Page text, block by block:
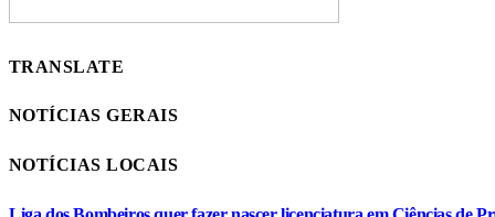
TRANSLATE
NOTÍCIAS GERAIS
NOTÍCIAS LOCAIS